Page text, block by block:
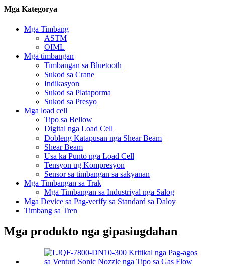
Mga Kategorya
Mga Timbang
ASTM
OIML
Mga timbangan
Timbangan sa Bluetooth
Sukod sa Crane
Indikasyon
Sukod sa Plataporma
Sukod sa Presyo
Mga load cell
Tipo sa Bellow
Digital nga Load Cell
Dobleng Katapusan nga Shear Beam
Shear Beam
Usa ka Punto nga Load Cell
Tensyon ug Kompresyon
Sensor sa timbangan sa sakyanan
Mga Timbangan sa Trak
Mga Timbangan sa Industriyal nga Salog
Mga Device sa Pag-verify sa Standard sa Daloy
Timbang sa Tren
Mga produkto nga gipasiugdahan